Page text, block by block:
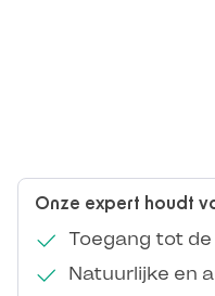
Onze expert houdt
Toegang tot
Natuurlijke en